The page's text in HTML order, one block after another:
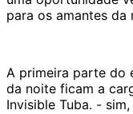
para os amantes da
A primeira parte do
da noite ficam a
Invisible Tuba. -